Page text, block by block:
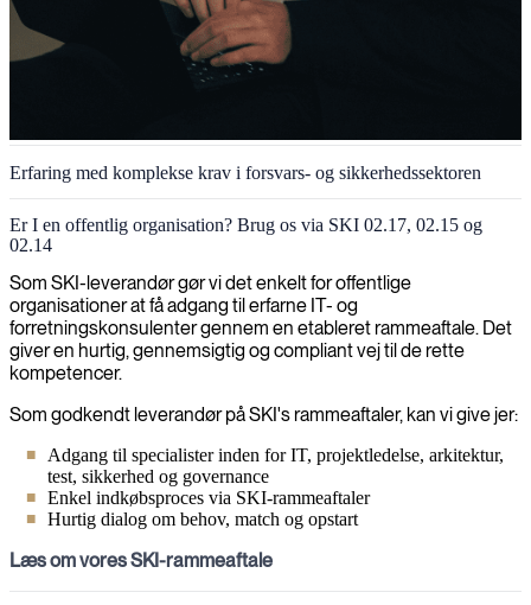
Erfaring med komplekse krav i forsvars- og sikkerhedssektoren
Er I en offentlig organisation? Brug os via SKI 02.17, 02.15 og
02.14
Som SKI-leverandør gør vi det enkelt for offentlige
organisationer at få adgang til erfarne IT- og
forretningskonsulenter gennem en etableret rammeaftale. Det
giver en hurtig, gennemsigtig og compliant vej til de rette
kompetencer.
Som godkendt leverandør på SKI's rammeaftaler, kan vi give jer:
Adgang til specialister inden for IT, projektledelse, arkitektur,
test, sikkerhed og governance
Enkel indkøbsproces via SKI-rammeaftaler
Hurtig dialog om behov, match og opstart
Læs om vores SKI-rammeaftale